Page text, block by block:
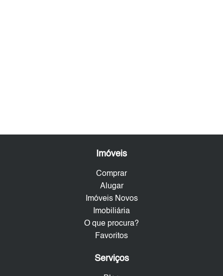
Imóveis
Comprar
Alugar
Imóveis Novos
Imobiliária
O que procura?
Favoritos
Serviços